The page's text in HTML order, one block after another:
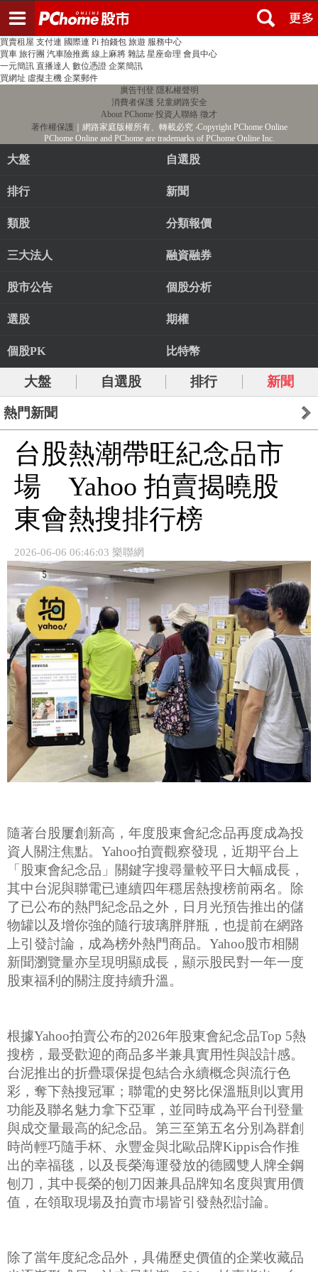
PChome首頁 線上購物 24h購物 書店
買賣租屋 支付連 國際連 Pi 拍錢包 旅遊 服務中心
買車 旅行團 汽車險推薦 線上麻將 雜誌 星座命理 會員中心
一元簡訊 直播達人 數位憑證 企業簡訊
買網址 虛擬主機 企業郵件
廣告刊登 隱私權聲明
消費者保護 兒童網路安全
About PChome 投資人聯絡 徵才
著作權保護 ｜網路家庭版權所有、轉載必究‧Copyright PChome Online
PChome Online and PChome are trademarks of PChome Online Inc.
大盤 自選股
排行 新聞
類股 分類報價
三大法人 融資融券
股市公告 個股分析
選股 期權
個股PK 比特幣
大盤 自選股 排行 新聞
熱門新聞
台股熱潮帶旺紀念品市
場 Yahoo 拍賣揭曉股
東會熱搜排行榜
2026-06-06 06:46:03 樂聯網
隨著台股屢創新高，年度股東會紀念品再度成為投
資人關注焦點。Yahoo拍賣觀察發現，近期平台上
「股東會紀念品」關鍵字搜尋量較平日大幅成長，
其中台泥與聯電已連續四年穩居熱搜榜前兩名。除
了已公布的熱門紀念品之外，日月光預告推出的儲
物罐以及增你強的隨行玻璃胖胖瓶，也提前在網路
上引發討論，成為榜外熱門商品。Yahoo股市相關
新聞瀏覽量亦呈現明顯成長，顯示股民對一年一度
股東福利的關注度持續升溫。
根據Yahoo拍賣公布的2026年股東會紀念品Top 5熱
搜榜，最受歡迎的商品多半兼具實用性與設計感。
台泥推出的折疊環保提包結合永續概念與流行色
彩，奪下熱搜冠軍；聯電的史努比保溫瓶則以實用
功能及聯名魅力拿下亞軍，並同時成為平台刊登量
與成交量最高的紀念品。第三至第五名分別為群創
時尚輕巧隨手杯、永豐金與北歐品牌Kippis合作推
出的幸福毯，以及長榮海運發放的德國雙人牌全鋼
刨刀，其中長榮的刨刀因兼具品牌知名度與實用價
值，在領取現場及拍賣市場皆引發熱烈討論。
除了當年度紀念品外，具備歷史價值的企業收藏品